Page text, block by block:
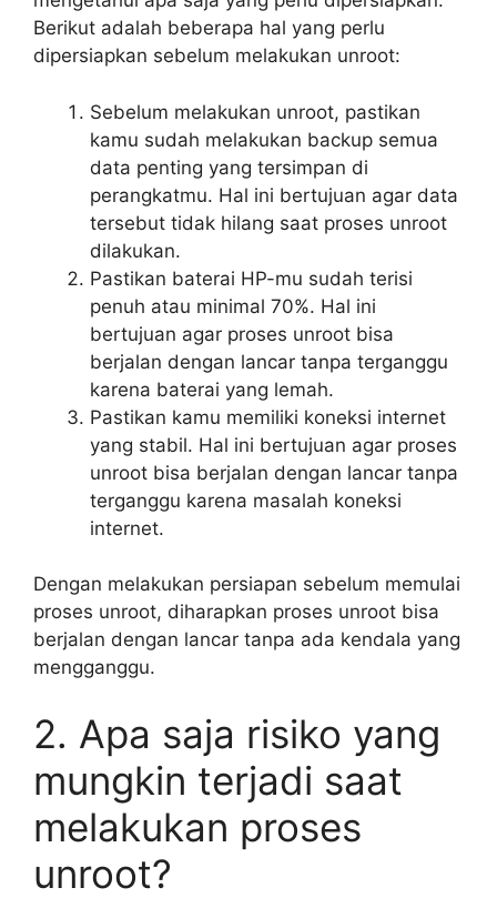
Berikut adalah beberapa hal yang perlu
dipersiapkan sebelum melakukan unroot:
Sebelum melakukan unroot, pastikan
kamu sudah melakukan backup semua
data penting yang tersimpan di
perangkatmu. Hal ini bertujuan agar data
tersebut tidak hilang saat proses unroot
dilakukan.
Pastikan baterai HP-mu sudah terisi
penuh atau minimal 70%. Hal ini
bertujuan agar proses unroot bisa
berjalan dengan lancar tanpa terganggu
karena baterai yang lemah.
Pastikan kamu memiliki koneksi internet
yang stabil. Hal ini bertujuan agar proses
unroot bisa berjalan dengan lancar tanpa
terganggu karena masalah koneksi
internet.
Dengan melakukan persiapan sebelum memulai
proses unroot, diharapkan proses unroot bisa
berjalan dengan lancar tanpa ada kendala yang
mengganggu.
2. Apa saja risiko yang
mungkin terjadi saat
melakukan proses
unroot?